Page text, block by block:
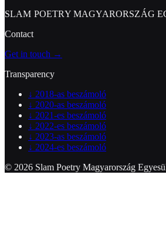
SLAM POETRY MAGYARORSZÁG
Contact
Get in touch →
Transparency
↓ 2018-as beszámoló
↓ 2020-as beszámoló
↓ 2021-es beszámoló
↓ 2022-es beszámoló
↓ 2023-as beszámoló
↓ 2024-es beszámoló
© 2026 Slam Poetry Magyarország